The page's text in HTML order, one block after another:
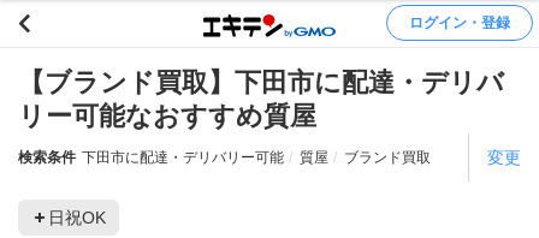
ログイン・登録
【ブランド買取】下田市に配達・デリバ
リー可能なおすすめ質屋
検索条件 下田市に配達・デリバリー可能 質屋 ブランド買取 変更
日祝OK